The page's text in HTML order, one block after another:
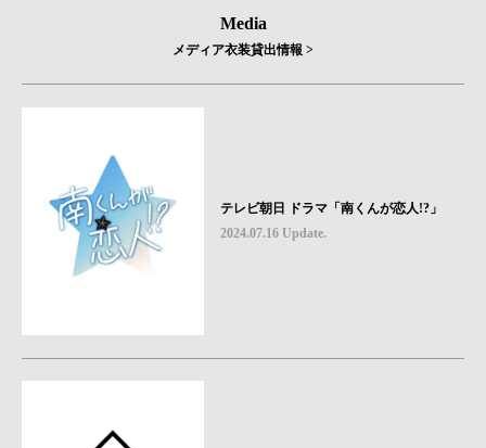
Media
メディア衣装貸出情報 >
テレビ朝日 ドラマ「南くんが恋人!?」
2024.07.16 Update.